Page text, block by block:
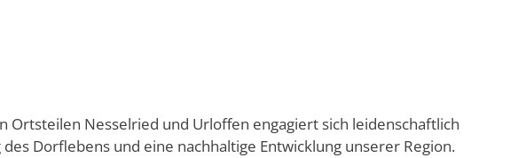
Ortsteilen Nesselried und Urloffen engagiert sich leidenschaftlich
Dorflebens und eine nachhaltige Entwicklung unserer Region.